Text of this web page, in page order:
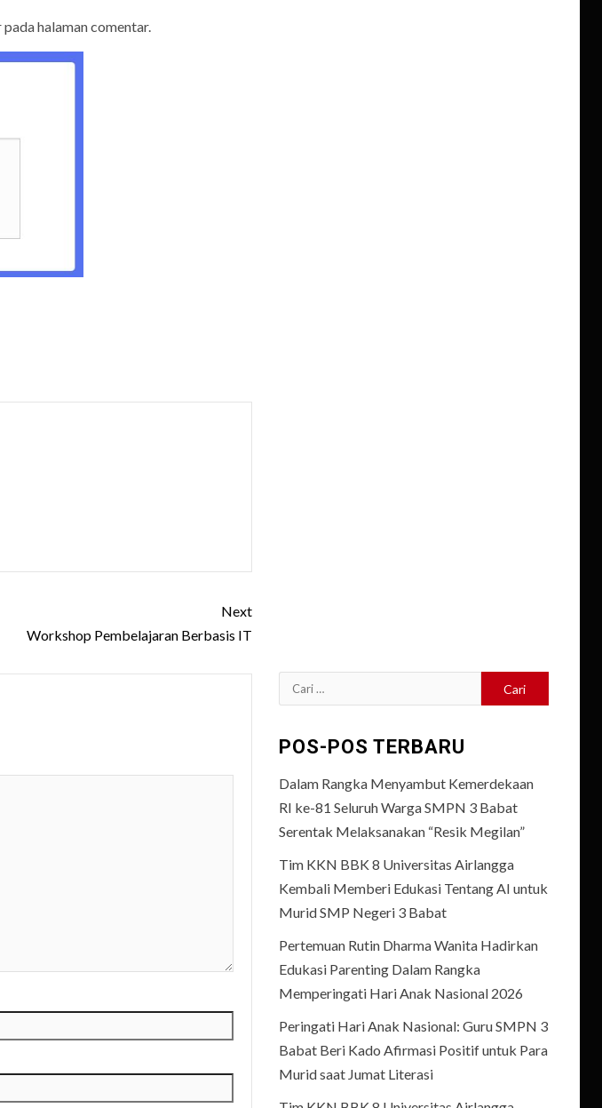
halaman comentar.
Next
Workshop Pembelajaran Berbasis IT
Cari
untuk:
POS-POS TERBARU
Dalam Rangka Menyambut Kemerdekaan
RI ke-81 Seluruh Warga SMPN 3 Babat
Serentak Melaksanakan “Resik Megilan”
Tim KKN BBK 8 Universitas Airlangga
Kembali Memberi Edukasi Tentang AI untuk
Murid SMP Negeri 3 Babat
Pertemuan Rutin Dharma Wanita Hadirkan
Edukasi Parenting Dalam Rangka
Memperingati Hari Anak Nasional 2026
Peringati Hari Anak Nasional: Guru SMPN 3
Babat Beri Kado Afirmasi Positif untuk Para
Murid saat Jumat Literasi